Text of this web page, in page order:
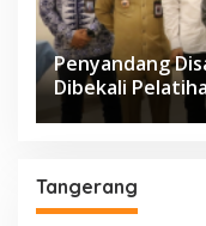
Penyandang
Dibekali
Tangerang